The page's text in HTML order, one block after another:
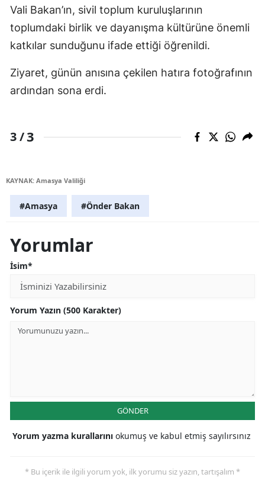
Vali Bakan’ın, sivil toplum kuruluşlarının
toplumdaki birlik ve dayanışma kültürüne önemli
katkılar sunduğunu ifade ettiği öğrenildi.
Ziyaret, günün anısına çekilen hatıra fotoğrafının
ardından sona erdi.
3 /3
KAYNAK: Amasya Valiliği
#Amasya #Önder Bakan
Yorumlar
İsim*
Yorum Yazın (500 Karakter)
GÖNDER
Yorum yazma kurallarını okumuş ve kabul etmiş sayılırsınız
* Bu içerik ile ilgili yorum yok, ilk yorumu siz yazın, tartışalım *